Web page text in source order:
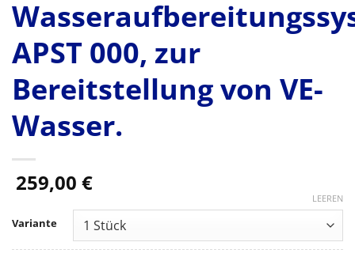
APST 000, zur
Bereitstellung von VE-
Wasser.
259,00 €
Variante
LEEREN